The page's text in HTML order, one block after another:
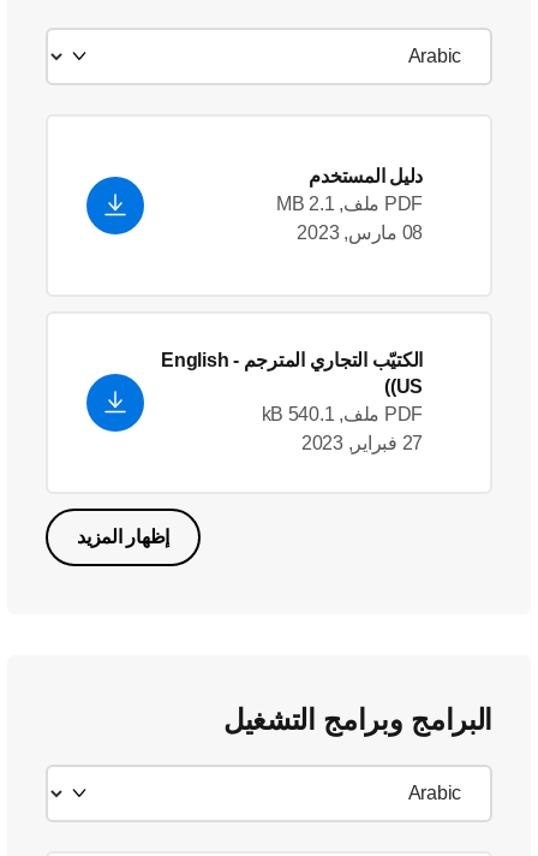
دليل المستخدم
PDF ملف, 2.1 MB
08 مارس, 2023
الكتيّب التجاري المترجم
- English
(US)
PDF ملف, 540.1 kB
27 فبراير, 2023
إظهار المزيد
البرامج وبرامج التشغيل